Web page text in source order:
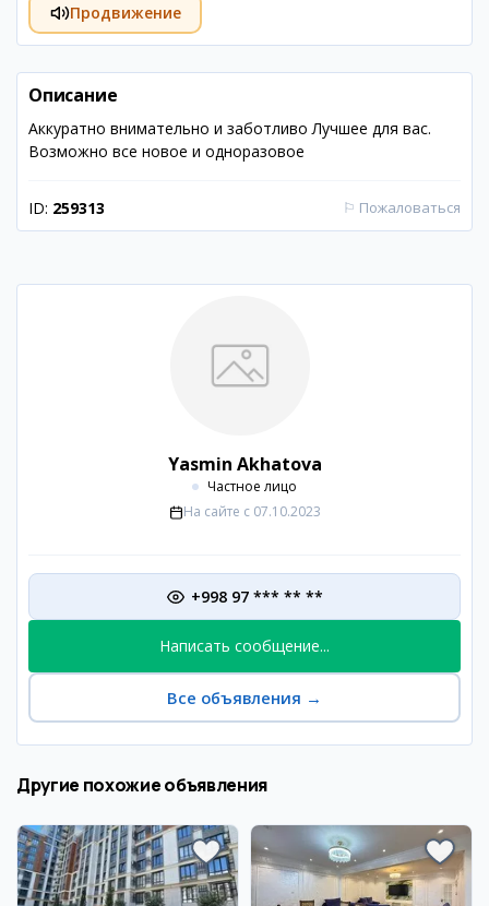
Продвижение
Описание
Аккуратно внимательно и заботливо Лучшее для вас.
Возможно все новое и одноразовое
ID: 259313 ⚐ Пожаловаться
Yasmin Akhatova
Частное лицо
На сайте с 07.10.2023
+998 97 *** ** **
Написать сообщение...
Все объявления →
Другие похожие объявления